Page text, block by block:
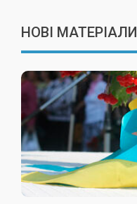
НОВІ МАТЕРІАЛИ